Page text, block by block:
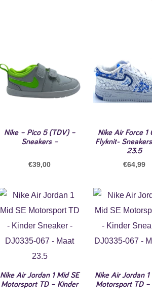
Nike – Pico 5 (TDV) –
Sneakers –
€39,00
Nike Air Force 1
Flyknit-
23.5
€64,99
Nike Air Jordan 1 Mid SE
Motorsport TD – Kinder
Nike Air Jordan 1
Motorsport TD –